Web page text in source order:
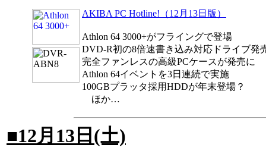
AKIBA PC Hotline!（12月13日版）
Athlon 64 3000+がフライングで登場
DVD-R初の8倍速書き込み対応ドライブ発
完全ファンレスの高級PCケースが発売に
Athlon 64イベントを3日連続で実施
100GBプラッタ採用HDDが年末登場？
ほか…
■12月13日(土)